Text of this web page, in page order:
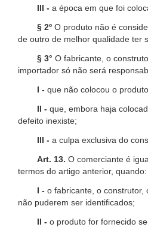
III - a época em que foi
§ 2º O produto não é
de outro de melhor qualidade ter
§ 3° O fabricante, o
importador só não será
I - que não colocou o
II - que, embora haja
defeito inexiste;
III - a culpa exclusiva do
Art. 13. O comerciante é
termos do artigo anterior, quando:
I - o fabricante, o
não puderem ser identificados;
II - o produto for fornecido